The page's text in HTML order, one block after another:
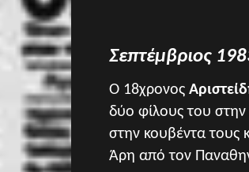
Σεπτέμβριος
Ο 18χρονος
δύο φίλους του
στην κουβέντα τους
Άρη από τον